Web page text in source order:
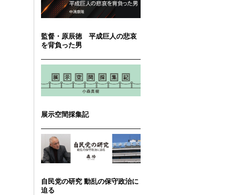
監督・原辰徳 平成巨人の悲哀
を背負った男
展示空間採集記
自民党の研究 動乱の保守政治に
迫る